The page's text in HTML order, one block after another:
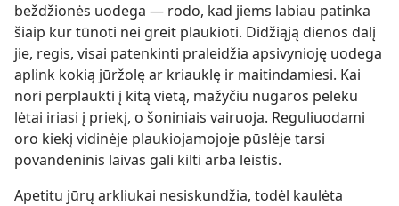
beždžionės uodega — rodo, kad jiems labiau patinka
šiaip kur tūnoti nei greit plaukioti. Didžiąją dienos dalį
jie, regis, visai patenkinti praleidžia apsivynioję uodega
aplink kokią jūržolę ar kriauklę ir maitindamiesi. Kai
nori perplaukti į kitą vietą, mažyčiu nugaros peleku
lėtai iriasi į priekį, o šoniniais vairuoja. Reguliuodami
oro kiekį vidinėje plaukiojamojoje pūslėje tarsi
povandeninis laivas gali kilti arba leistis.
Apetitu jūrų arkliukai nesiskundžia, todėl kaulėta